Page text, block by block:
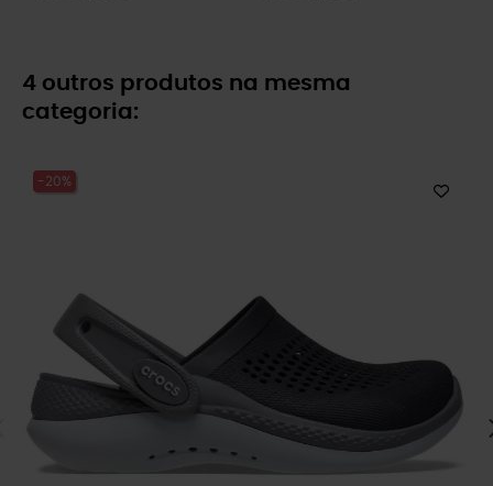
4 outros produtos na mesma
categoria:
-20%